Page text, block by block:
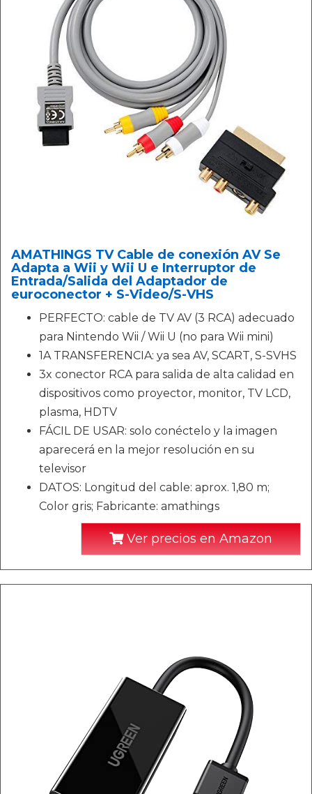
AMATHINGS TV Cable de conexión AV Se
Adapta a Wii y Wii U e Interruptor de
Entrada/Salida del Adaptador de
euroconector + S-Video/S-VHS
PERFECTO: cable de TV AV (3 RCA) adecuado
para Nintendo Wii / Wii U (no para Wii mini)
1A TRANSFERENCIA: ya sea AV, SCART, S-SVHS
3x conector RCA para salida de alta calidad en
dispositivos como proyector, monitor, TV LCD,
plasma, HDTV
FÁCIL DE USAR: solo conéctelo y la imagen
aparecerá en la mejor resolución en su
televisor
DATOS: Longitud del cable: aprox. 1,80 m;
Color gris; Fabricante: amathings
Ver precios en Amazon